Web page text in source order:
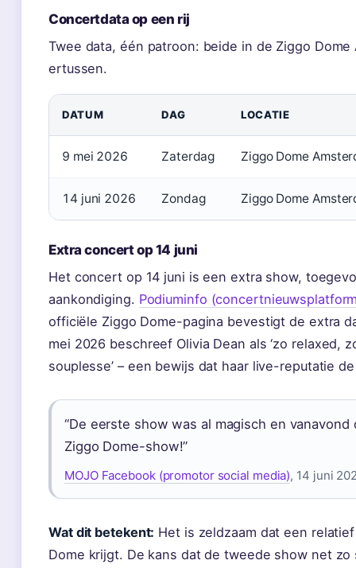
Concertdata op een rij
Twee data, één patroon: beide in de Ziggo
ertussen.
DATUM DAG LOCATIE
9 mei 2026 Zaterdag Ziggo Dome
14 juni 2026 Zondag Ziggo Dome
Extra concert op 14 juni
Het concert op 14 juni is een extra show,
aankondiging. Podiuminfo
officiële Ziggo Dome-pagina bevestigt de extra
mei 2026 beschreef Olivia Dean als ‘zo relaxed,
souplesse’ – een bewijs dat haar live-reputatie
“De eerste show was al magisch en
Ziggo Dome-show!”
MOJO Facebook (promotor social media), 14 juni
Wat dit betekent: Het is zeldzaam dat een
Dome krijgt. De kans dat de tweede show net